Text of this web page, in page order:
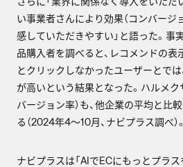
い事業者さんにより効果（コンバージ
感していただきやすい」と語った。事
品購入者を調べると、レコメンドの
とクリックしなかったユーザーとで
が高いという結果となった。ハルメク
バージョン率）も、他企業の平均と比
る（2024年4〜10月、ナビプラス調べ）。
ナビプラスは「AIでECにもっとプラ